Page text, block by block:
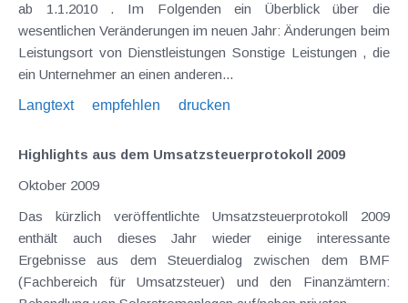
ab 1.1.2010 . Im Folgenden ein Überblick über die
wesentlichen Veränderungen im neuen Jahr: Änderungen beim
Leistungsort von Dienstleistungen Sonstige Leistungen , die
ein Unternehmer an einen anderen...
Langtext
empfehlen drucken
Highlights aus dem Umsatzsteuerprotokoll 2009
Oktober 2009
Das kürzlich veröffentlichte Umsatzsteuerprotokoll 2009
enthält auch dieses Jahr wieder einige interessante
Ergebnisse aus dem Steuerdialog zwischen dem BMF
(Fachbereich für Umsatzsteuer) und den Finanzämtern: